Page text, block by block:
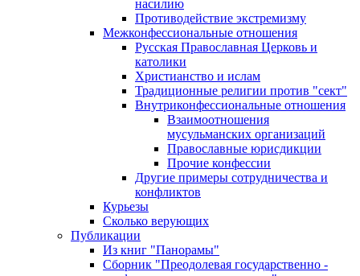
насилию
Противодействие экстремизму
Межконфессиональные отношения
Русская Православная Церковь и
католики
Христианство и ислам
Традиционные религии против "сект"
Внутриконфессиональные отношения
Взаимоотношения
мусульманских организаций
Православные юрисдикции
Прочие конфессии
Другие примеры сотрудничества и
конфликтов
Курьезы
Сколько верующих
Публикации
Из книг "Панорамы"
Сборник "Преодолевая государственно -